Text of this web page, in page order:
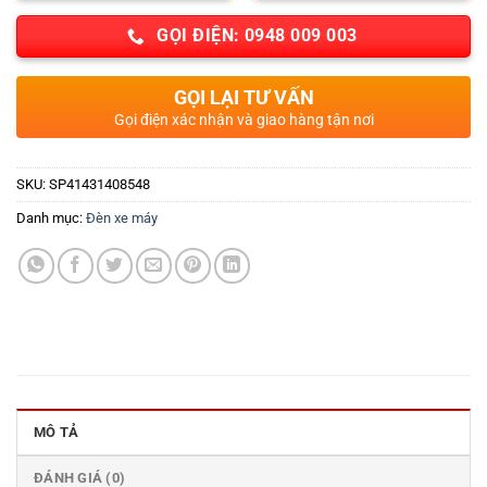
GỌI ĐIỆN: 0948 009 003
GỌI LẠI TƯ VẤN
Gọi điện xác nhận và giao hàng tận nơi
SKU: SP41431408548
Danh mục: Đèn xe máy
MÔ TẢ
ĐÁNH GIÁ (0)